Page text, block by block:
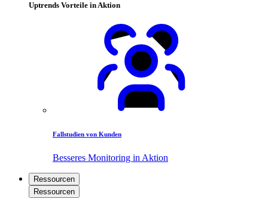
Uptrends Vorteile in Aktion
Fallstudien von Kunden
Besseres Monitoring in Aktion
Ressourcen
Ressourcen